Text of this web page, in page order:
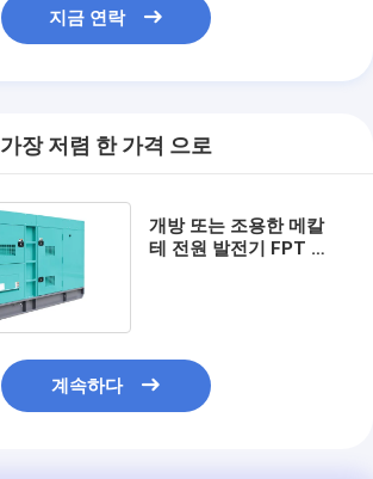
지금 연락
가장 저렴 한 가격 으로
개방 또는 조용한 메칼
테 전원 발전기 FPT 디
계속하다